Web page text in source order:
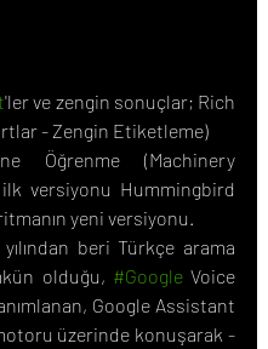
'ler ve zengin sonuçlar; Rich
- Zengin Etiketleme)
Öğrenme (Machinery
versiyonu Hummingbird
yeni versiyonu.
beri Türkçe arama
olduğu, #Google Voice
Google Assistant
üzerinde konuşarak -